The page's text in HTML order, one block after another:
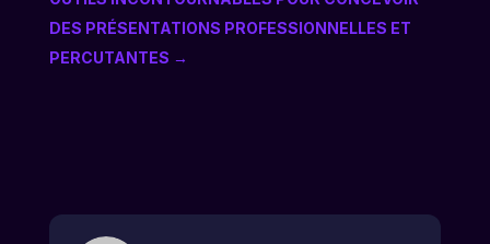
DES PRÉSENTATIONS PROFESSIONNELLES ET
PERCUTANTES →